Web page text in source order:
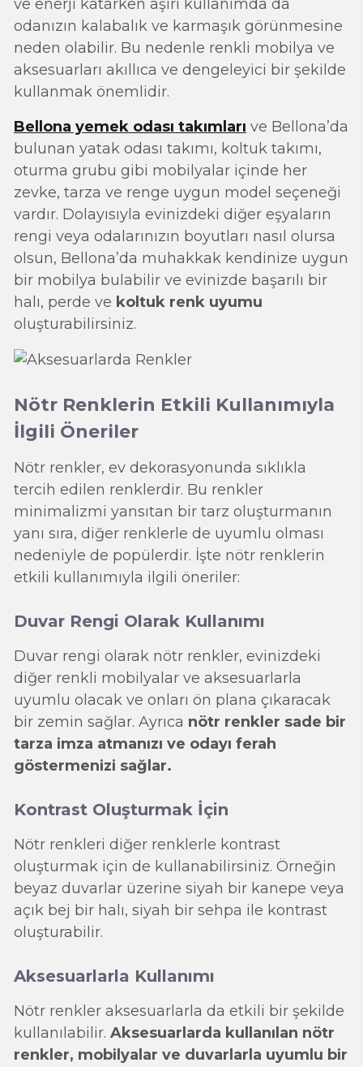
ve enerji katarken aşırı kullanımda da
odanızın kalabalık ve karmaşık görünmesine
neden olabilir. Bu nedenle renkli mobilya ve
aksesuarları akıllıca ve dengeleyici bir şekilde
kullanmak önemlidir.
Bellona yemek odası takımları ve Bellona’da
bulunan yatak odası takımı, koltuk takımı,
oturma grubu gibi mobilyalar içinde her
zevke, tarza ve renge uygun model seçeneği
vardır. Dolayısıyla evinizdeki diğer eşyaların
rengi veya odalarınızın boyutları nasıl olursa
olsun, Bellona’da muhakkak kendinize uygun
bir mobilya bulabilir ve evinizde başarılı bir
halı, perde ve koltuk renk uyumu
oluşturabilirsiniz.
Nötr Renklerin Etkili Kullanımıyla
İlgili Öneriler
Nötr renkler, ev dekorasyonunda sıklıkla
tercih edilen renklerdir. Bu renkler
minimalizmi yansıtan bir tarz oluşturmanın
yanı sıra, diğer renklerle de uyumlu olması
nedeniyle de popülerdir. İşte nötr renklerin
etkili kullanımıyla ilgili öneriler:
Duvar Rengi Olarak Kullanımı
Duvar rengi olarak nötr renkler, evinizdeki
diğer renkli mobilyalar ve aksesuarlarla
uyumlu olacak ve onları ön plana çıkaracak
bir zemin sağlar. Ayrıca nötr renkler sade bir
tarza imza atmanızı ve odayı ferah
göstermenizi sağlar.
Kontrast Oluşturmak İçin
Nötr renkleri diğer renklerle kontrast
oluşturmak için de kullanabilirsiniz. Örneğin
beyaz duvarlar üzerine siyah bir kanepe veya
açık bej bir halı, siyah bir sehpa ile kontrast
oluşturabilir.
Aksesuarlarla Kullanımı
Nötr renkler aksesuarlarla da etkili bir şekilde
kullanılabilir. Aksesuarlarda kullanılan nötr
renkler, mobilyalar ve duvarlarla uyumlu bir